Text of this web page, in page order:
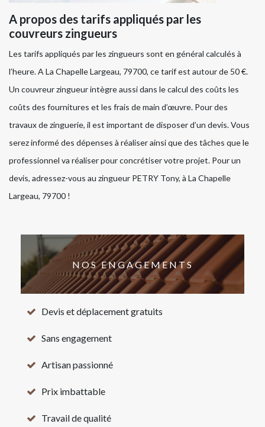
A propos des tarifs appliqués par les
couvreurs zingueurs
Les tarifs appliqués par les zingueurs sont en général calculés à
l’heure. A La Chapelle Largeau, 79700, ce tarif est autour de 50 €.
Un couvreur zingueur intègre aussi dans le calcul des coûts les
coûts des fournitures et les frais de main d’œuvre. Pour des
travaux de zinguerie, il est important de disposer d’un devis. Vous
serez informé des dépenses à réaliser ainsi que des tâches que le
professionnel va réaliser pour concrétiser votre projet. Pour un
devis, adressez-vous au zingueur PETRY Tony, à La Chapelle
Largeau, 79700 !
NOS ENGAGEMENTS
Devis et déplacement gratuits
Sans engagement
Artisan passionné
Prix imbattable
Travail de qualité